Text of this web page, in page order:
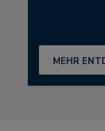
MEHR